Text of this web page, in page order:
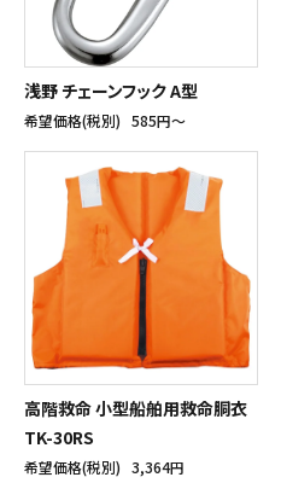
浅野 チェーンフック A型
希望価格(税別) 585円〜
高階救命 小型船舶用救命胴衣
TK-30RS
希望価格(税別) 3,364円